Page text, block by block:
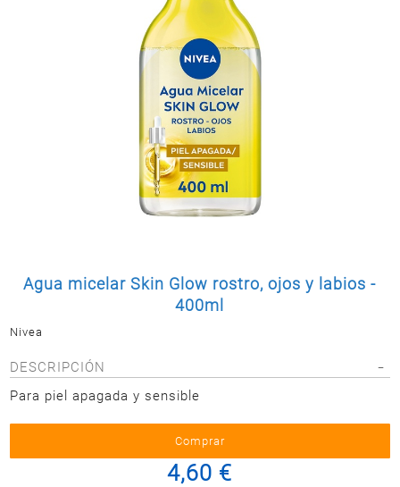
Y HOGAR
Agua micelar Skin Glow rostro, ojos y labios -
400ml
Nivea
DESCRIPCIÓN
Para piel apagada y sensible
4,60 €